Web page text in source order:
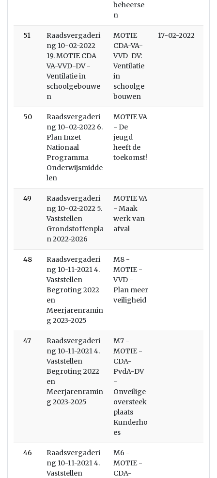
beheerse
n
51
Raadsvergaderi
ng 10-02-2022
19. MOTIE CDA-
VA-VVD-DV -
Ventilatie in
schoolgebouwe
n
MOTIE
CDA-VA-
VVD-DV:
Ventilatie
in
schoolge
bouwen
17-02-2022
50
Raadsvergaderi
ng 10-02-2022 6.
Plan Inzet
Nationaal
Programma
Onderwijsmidde
len
MOTIE VA
- De
jeugd
heeft de
toekomst!
49
Raadsvergaderi
ng 10-02-2022 5.
Vaststellen
Grondstoffenpla
n 2022-2026
MOTIE VA
- Maak
werk van
afval
48
Raadsvergaderi
ng 10-11-2021 4.
Vaststellen
Begroting 2022
en
Meerjarenramin
g 2023-2025
M8 -
MOTIE -
VVD -
Plan meer
veiligheid
47
Raadsvergaderi
ng 10-11-2021 4.
Vaststellen
Begroting 2022
en
Meerjarenramin
g 2023-2025
M7 -
MOTIE -
CDA-
PvdA-DV
-
Onveilige
oversteek
plaats
Kunderho
es
46
Raadsvergaderi
ng 10-11-2021 4.
Vaststellen
M6 -
MOTIE -
CDA-